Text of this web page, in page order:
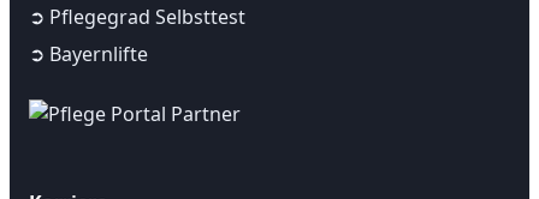
➲ Pflegegrad Selbsttest
➲ Bayernlifte